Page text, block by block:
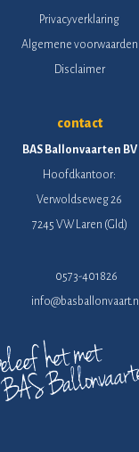
Privacyverklaring
Algemene voorwaarden
Disclaimer
contact
BAS Ballonvaarten BV
Hoofdkantoor:
Verwoldseweg 26
7245 VW Laren (Gld)
0573-401826
info@basballonvaart.nl